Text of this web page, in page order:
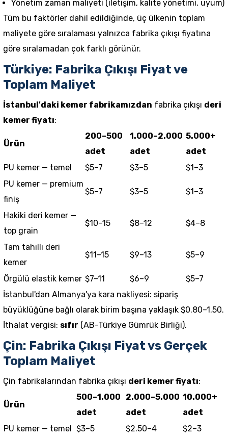
Yönetim zaman maliyeti (iletişim, kalite yönetimi, uyum)
Tüm bu faktörler dahil edildiğinde, üç ülkenin toplam
maliyete göre sıralaması yalnızca fabrika çıkışı fiyatına
göre sıralamadan çok farklı görünür.
Türkiye: Fabrika Çıkışı Fiyat ve
Toplam Maliyet
İstanbul'daki kemer fabrikamızdan fabrika çıkışı deri
kemer fiyatı:
Ürün
200–500
adet
1.000–2.000
adet
5.000+
adet
PU kemer — temel
$5–7 $3–5
$1–3
PU kemer — premium
finiş
$5–7 $3–5 $1–3
Hakiki deri kemer —
top grain
$10–15 $8–12 $4–8
Tam tahıllı deri
kemer
$11–15 $9–13 $5–9
Örgülü elastik kemer $7–11 $6–9
$5–7
İstanbul'dan Almanya'ya kara nakliyesi: sipariş
büyüklüğüne bağlı olarak birim başına yaklaşık $0.80–1.50.
İthalat vergisi: sıfır (AB-Türkiye Gümrük Birliği).
Çin: Fabrika Çıkışı Fiyat vs Gerçek
Toplam Maliyet
Çin fabrikalarından fabrika çıkışı deri kemer fiyatı:
Ürün
500–1.000
adet
2.000–5.000
adet
10.000+
adet
PU kemer — temel $3–5 $2.50–4
$2–3